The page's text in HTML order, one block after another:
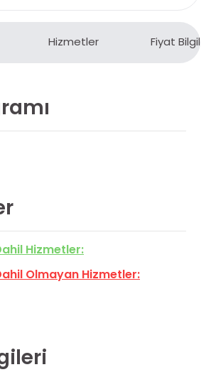
Hizmetler Fiyat
Hizmetler:
Olmayan Hizmetler: